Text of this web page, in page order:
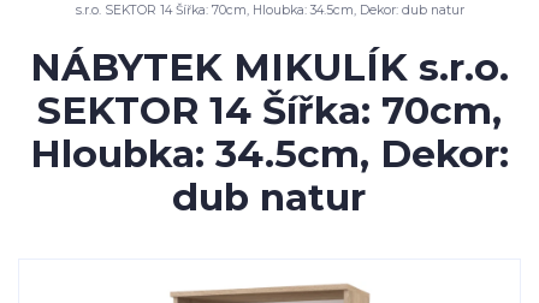
s.r.o. SEKTOR 14 Šířka: 70cm, Hloubka: 34.5cm, Dekor: dub natur
NÁBYTEK MIKULÍK s.r.o.
SEKTOR 14 Šířka: 70cm,
Hloubka: 34.5cm, Dekor:
dub natur